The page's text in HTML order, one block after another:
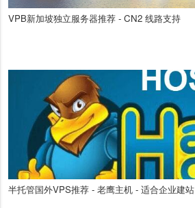
VPB新加坡独立服务器推荐 - CN2 线路支持
半托管国外VPS推荐 - 老鹰主机 - 适合企业建站